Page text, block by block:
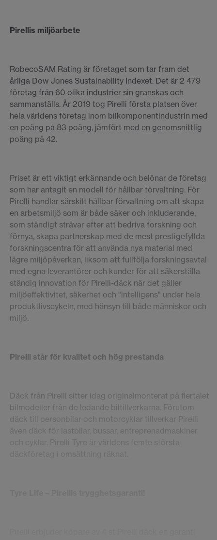
Pirellis miljöarbete
RobecoSAM Rating är företaget som tar fram det
årliga Dow Jones Sustainability Indexet. Det är 2 479
företag från 60 olika industrier sin granskas och
sammanställs. År 2019 tog Pirelli första platsen över
hela världens företag inom bilkomponentindustrin med
en poäng på 83 poäng, jämfört med en genomsnittlig
poäng på 42.
Priset är ett viktigt erkännande och belönar de företag
som har antagit en modell för hållbar förvaltning. För
Pirelli handlar särskilt hållbar förvaltning om att skapa
en arbetsmiljö som är både säker och inkluderande,
som ständigt strävar efter att bedriva forskning och
förnya, skapa partnerskap med de mest prestigefyllda
forskningscentra för att använda nya material med
lägre miljöpåverkan, liksom att fullfölja forskningsavtal
med egna leverantörer och kunder för att säkerställa
ständig innovation för Pirelli-däck när det gäller
miljöeffektivitet, säkerhet och "intelligens" under hela
produktlivscykeln, med hänsyn till både människor och
miljö.
Pirelli står för kvalitet och hög prestanda
Däck från Pirelli sitter idag originalmonterat på flertalet
bilmodeller från de ledande biltillverkarna. Förutom
däck till personbilar och motorcyklar tillverkar Pirelli